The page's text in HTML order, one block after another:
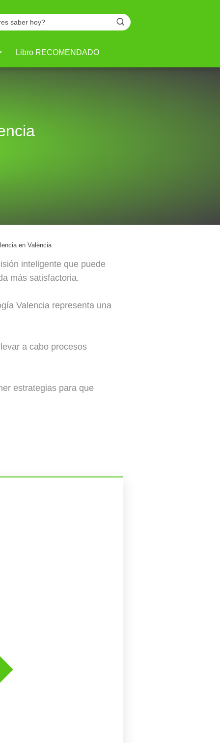
Libro RECOMENDADO
en València
inteligente que puede
más satisfactoria.
Valencia representa una
a cabo procesos
estrategias para que